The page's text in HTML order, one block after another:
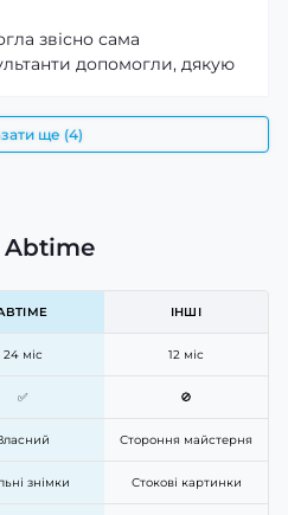
звісно сама
допомогли, дякую
ще (4)
Abtime
ІНШІ
24 міс 12 міс
✅ 🚫
Стороння майстерня
знімки Стокові картинки